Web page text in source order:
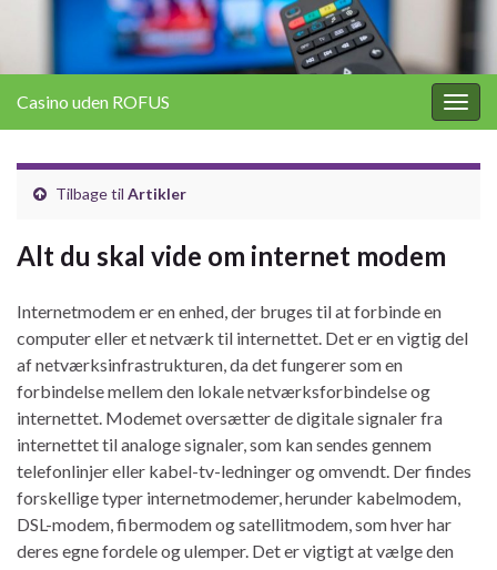
Casino uden ROFUS
Tilbage til Artikler
Alt du skal vide om internet modem
Internetmodem er en enhed, der bruges til at forbinde en
computer eller et netværk til internettet. Det er en vigtig del
af netværksinfrastrukturen, da det fungerer som en
forbindelse mellem den lokale netværksforbindelse og
internettet. Modemet oversætter de digitale signaler fra
internettet til analoge signaler, som kan sendes gennem
telefonlinjer eller kabel-tv-ledninger og omvendt. Der findes
forskellige typer internetmodemer, herunder kabelmodem,
DSL-modem, fibermodem og satellitmodem, som hver har
deres egne fordele og ulemper. Det er vigtigt at vælge den